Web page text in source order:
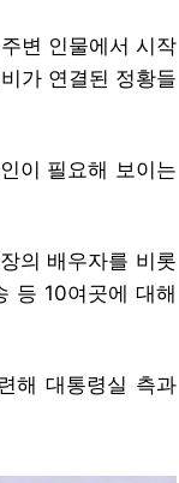
변 인물에서 시작
가 연결된 정황들
이 필요해 보이는
의 배우자를 비롯
등 10여곳에 대해
해 대통령실 측과